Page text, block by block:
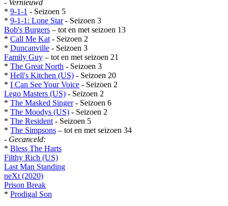
- Vernieuwd
* 9-1-1 - Seizoen 5
* 9-1-1: Lone Star- Seizoen 3
Bob's Burgers – tot en met seizoen 13
* Call Me Kat - Seizoen 2
* Duncanville - Seizoen 3
Family Guy – tot en met seizoen 21
* The Great North - Seizoen 3
* Hell's Kitchen (US) - Seizoen 20
* I Can See Your Voice - Seizoen 2
Lego Masters (US) - Seizoen 2
* The Masked Singer- Seizoen 6
* The Moodys (US) - Seizoen 2
* The Resident - Seizoen 5
* The Simpsons – tot en met seizoen 34
- Gecanceld:
* Bless The Harts
Filthy Rich (US)
Last Man Standing
neXt (2020)
Prison Break
* Prodigal Son